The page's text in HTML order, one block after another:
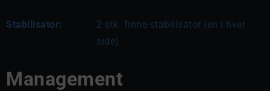
Stabilisator:
2 stk. finne-stabilisator (en i hver
side)
Management